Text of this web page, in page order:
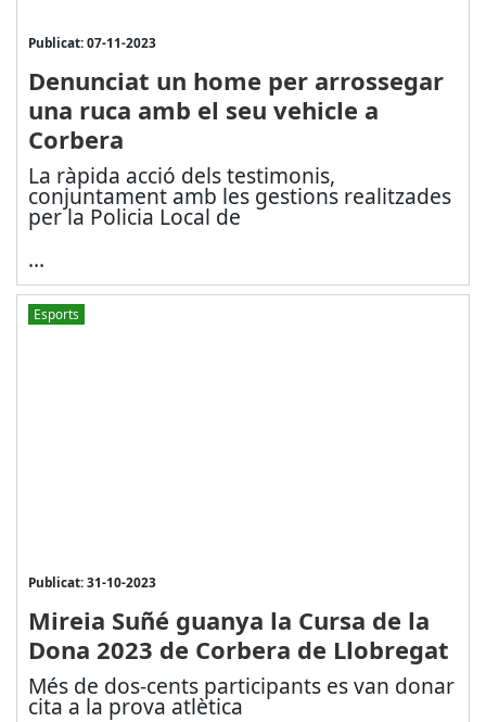
Publicat: 07-11-2023
Denunciat un home per arrossegar
una ruca amb el seu vehicle a
Corbera
La ràpida acció dels testimonis,
conjuntament amb les gestions realitzades
per la Policia Local de
...
Esports
Publicat: 31-10-2023
Mireia Suñé guanya la Cursa de la
Dona 2023 de Corbera de Llobregat
Més de dos-cents participants es van donar
cita a la prova atlètica